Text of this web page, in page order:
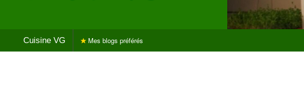
Cuisine VG Mes blogs préférés